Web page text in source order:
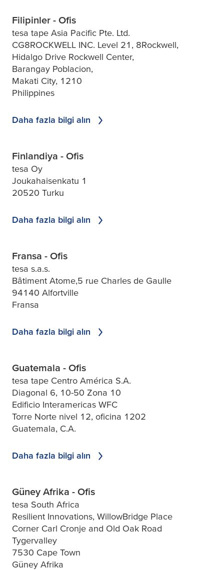
Filipinler - Ofis
tesa tape Asia Pacific Pte. Ltd.
CG8ROCKWELL INC. Level 21, 8Rockwell,
Hidalgo Drive Rockwell Center,
Barangay Poblacion,
Makati City, 1210
Philippines
Daha fazla bilgi alın
Finlandiya - Ofis
tesa Oy
Joukahaisenkatu 1
20520 Turku
Daha fazla bilgi alın
Fransa - Ofis
tesa s.a.s.
Bâtiment Atome,5 rue Charles de Gaulle
94140 Alfortville
Fransa
Daha fazla bilgi alın
Guatemala - Ofis
tesa tape Centro América S.A.
Diagonal 6, 10-50 Zona 10
Edificio Interamericas WFC
Torre Norte nivel 12, oficina 1202
Guatemala, C.A.
Daha fazla bilgi alın
Güney Afrika - Ofis
tesa South Africa
Resilient Innovations, WillowBridge Place
Corner Carl Cronje and Old Oak Road
Tygervalley
7530 Cape Town
Güney Afrika